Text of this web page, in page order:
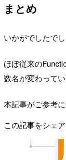
まとめ
いかがでしたでし
ほぼ従来の
数名が変わって
本記事がご参考
この記事をシェ